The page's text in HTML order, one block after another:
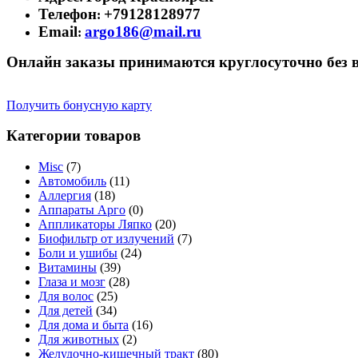
Телефон: +79128128977
Email: argo186@mail.ru
Онлайн заказы принимаются круглосуточно без
Получить бонусную карту
Категории товаров
Misc (7)
Автомобиль (11)
Аллергия (18)
Аппараты Арго (0)
Аппликаторы Ляпко (20)
Биофильтр от излучений (7)
Боли и ушибы (24)
Витамины (39)
Глаза и мозг (28)
Для волос (25)
Для детей (34)
Для дома и быта (16)
Для животных (2)
Желудочно-кишечный тракт (80)